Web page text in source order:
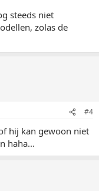
steeds niet
zolas de
#4
hij kan gewoon niet
haha...